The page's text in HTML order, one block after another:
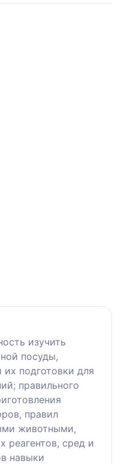
изучить
посуды,
подготовки для
правильного
правил
животными,
реагентов, сред и
навыки